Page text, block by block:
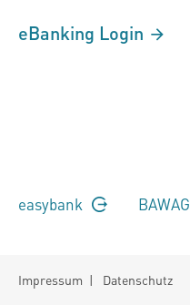
eBanking Login
easybank BAWAG
Impressum | Datenschutz